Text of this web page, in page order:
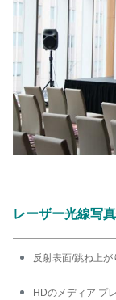
レーザー光線写
反射表面/跳ね上が
HDのメディア プ